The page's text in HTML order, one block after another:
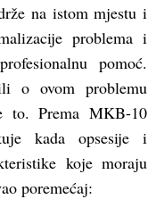
na istom mjestu i
problema i
pomoć.
o ovom problemu
to. Prema MKB-10
kada opsesije i
koje moraju
poremećaj: